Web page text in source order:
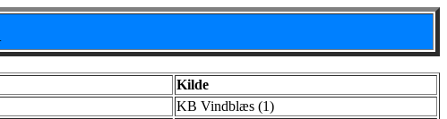
Kilde
KB Vindblæs (1)